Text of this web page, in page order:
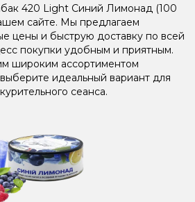
420 Light Синий Лимонад (100
сайте. Мы предлагаем
цены и быструю доставку по всей
покупки удобным и приятным.
широким ассортиментом
идеальный вариант для
сеанса.